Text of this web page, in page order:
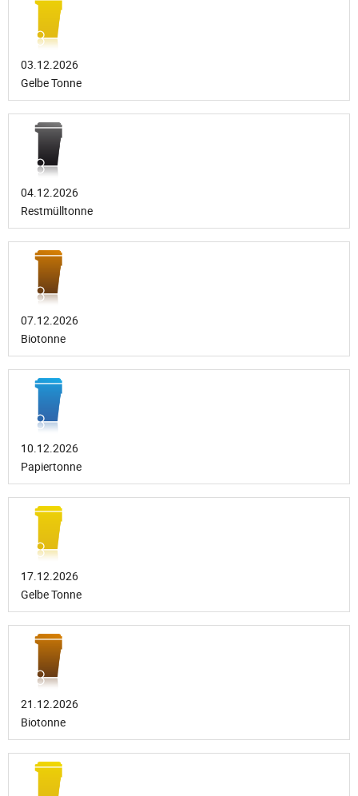
03.12.2026
Gelbe Tonne
04.12.2026
Restmülltonne
07.12.2026
Biotonne
10.12.2026
Papiertonne
17.12.2026
Gelbe Tonne
21.12.2026
Biotonne